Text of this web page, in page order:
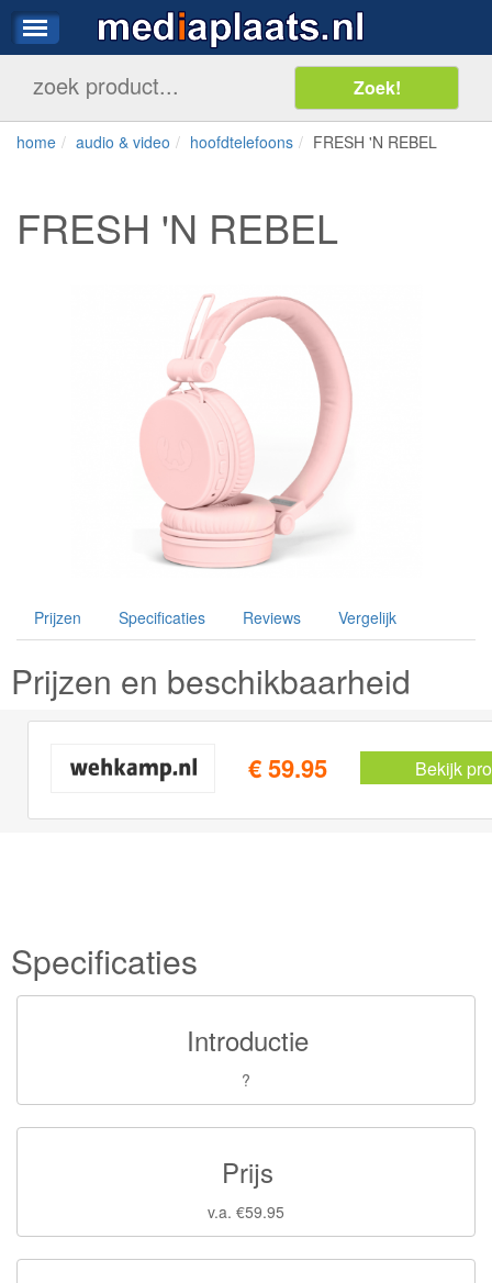
home audio & video hoofdtelefoons FRESH 'N REBEL
FRESH 'N REBEL
Prijzen Specificaties Reviews Vergelijk
Prijzen en beschikbaarheid
€ 59.95 Bekijk
Specificaties
Introductie
?
Prijs
v.a. €59.95